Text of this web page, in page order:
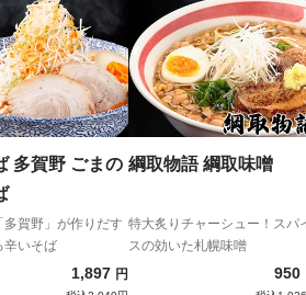
多賀野 ごまの
多賀野」が作りだす
辛いそば
1,897 円
綱取物語 綱取味噌
特大炙りチャーシュー！スパ
スの効いた札幌味噌
950